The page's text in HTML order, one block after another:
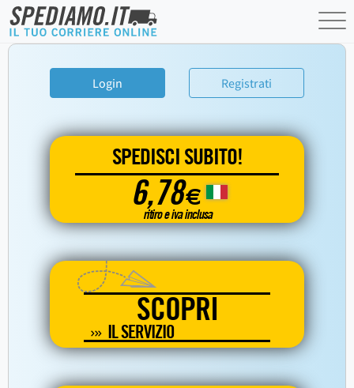
Login Registrati
SPEDISCI SUBITO!
6,78€
ritiro e iva inclusa
SCOPRI
IL SERVIZIO